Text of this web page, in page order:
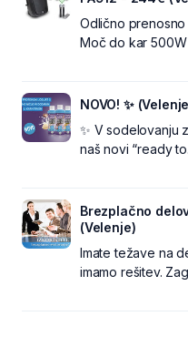
Odlično
Moč do kar 500W
NOVO! ✨
✨ V sodelovanju
naš novi “ready
Brezplačno
(Velenje)
Imate težave na
imamo rešitev.